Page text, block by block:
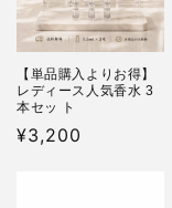
【単品購入よりお得】
レディース人気香水 3
本セッ ト
通
¥3,200